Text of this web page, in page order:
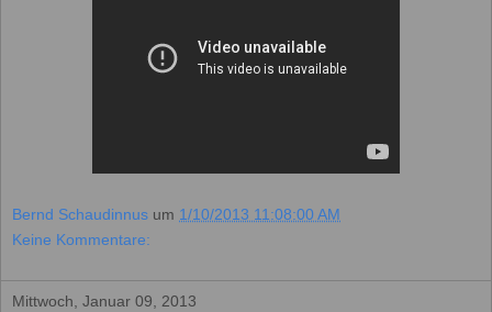
Bernd Schaudinnus um 1/10/2013 11:08:00 AM
Keine Kommentare:
Mittwoch, Januar 09, 2013